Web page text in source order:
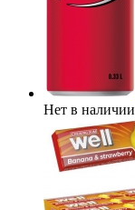
Нет в наличии